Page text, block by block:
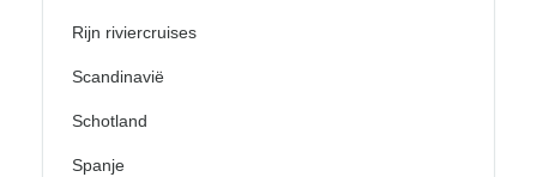
Rijn riviercruises
Scandinavië
Schotland
Spanje